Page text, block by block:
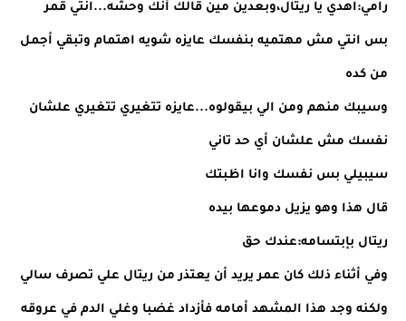
رامي:اهدي يا ريتال،وبعدين مين قالك أنك وحشه...انتي قمر
بس انتي مش مهتميه بنفسك عايزه شويه اهتمام وتبقي أجمل
من كده
وسيبك منهم ومن الي بيقولوه...عايزه تتغيري تتغيري علشان
نفسك مش علشان أي حد تاني
سيبيلي بس نفسك وانا اظبتك
قال هذا وهو يزيل دموعها بيده
ريتال بإبتسامه:عندك حق
وفي أثناء ذلك كان عمر يريد أن يعتذر من ريتال علي تصرف سالي
ولكنه وجد هذا المشهد أمامه فأزداد غضبا وغلي الدم في عروقه